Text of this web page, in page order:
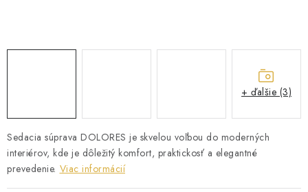
STOJANY A REGÁLY
SKRIŇA NA TOPANKY
FAQ - NAJČASTEJŠIE OTÁZKY
Sedacia súprava DOLORES je skvelou voľbou do moderných
interiérov, kde je dôležitý komfort, praktickosť a elegantné
prevedenie. Viac informácií
+ ďalšie (3)